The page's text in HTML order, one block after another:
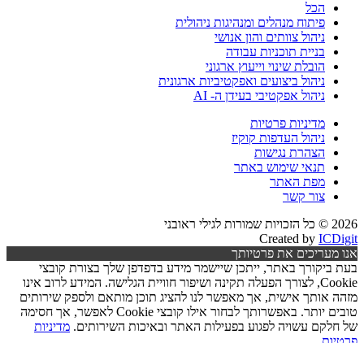
הכל
פיתוח מנהלים ומנהיגות ניהולית
ניהול צוותים והון אנושי
בניית תוכניות עבודה
הובלת שינוי וייעוץ ארגוני
ניהול ביצועים ואפקטיביות ארגונית
ניהול אפקטיבי בעידן ה- AI
מדיניות פרטיות
ניהול העדפות קוקיז
הצהרת נגישות
תנאי שימוש באתר
מפת האתר
צור קשר
2026 © כל הזכויות שמורות לגילי ראובני
Created by ICDigit
אנו מעריכים את פרטיותך
בעת ביקורך באתר, ייתכן שיישמר מידע בדפדפן שלך בצורת קובצי
Cookie, לצורך הפעלה תקינה ושיפור חוויית הגלישה. המידע לרוב אינו
מזהה אותך אישית, אך מאפשר לנו להציג תוכן מותאם ולספק שירותים
טובים יותר. באפשרותך לבחור אילו קובצי Cookie לאפשר, אך חסימה
של חלקם עשויה לפגוע בפעילות האתר ובאיכות השירותים. מדיניות